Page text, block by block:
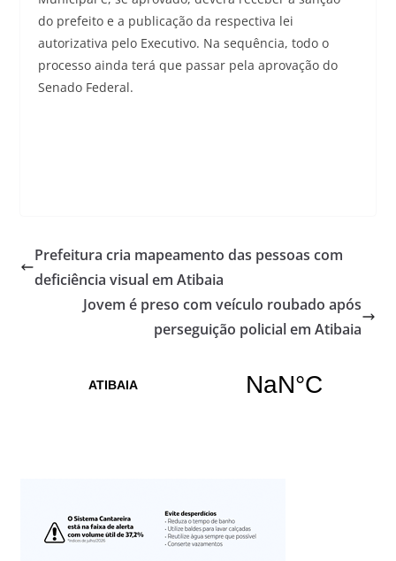
do prefeito e a publicação da respectiva lei
autorizativa pelo Executivo. Na sequência, todo o
processo ainda terá que passar pela aprovação do
Senado Federal.
Prefeitura cria mapeamento das pessoas com
deficiência visual em Atibaia
Jovem é preso com veículo roubado após
perseguição policial em Atibaia